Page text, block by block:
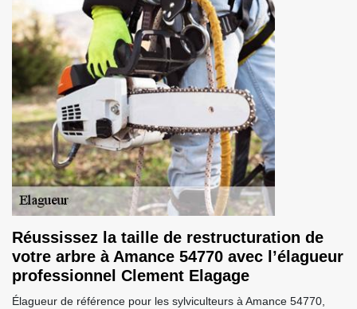
Réussissez la taille de restructuration de
votre arbre à Amance 54770 avec l’élagueur
professionnel Clement Elagage
Élagueur de référence pour les sylviculteurs à Amance 54770,